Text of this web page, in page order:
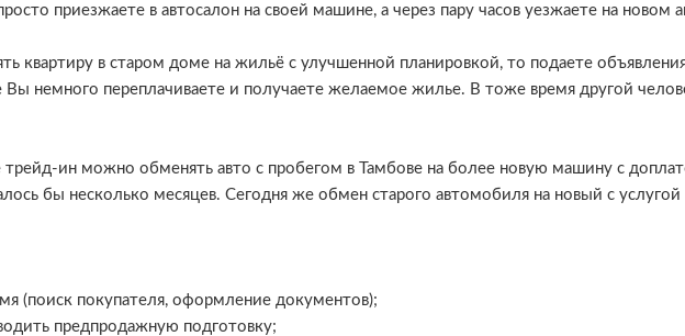
приезжаете в автосалон на своей машине, а через пару часов уезжаете на новом
квартиру в старом доме на жильё с улучшенной планировкой, то подаете
Вы немного переплачиваете и получаете желаемое жилье. В тоже время другой
трейд-ин можно обменять авто с пробегом в Тамбове на более новую машину с
бы несколько месяцев. Сегодня же обмен старого автомобиля на новый с
(поиск покупателя, оформление документов);
предпродажную подготовку;